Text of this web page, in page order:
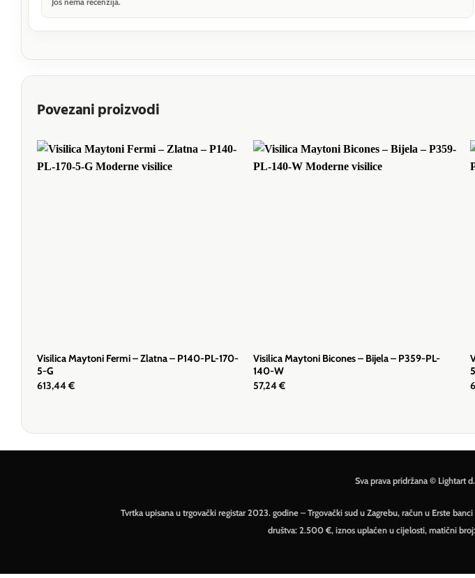
Povezani proizvodi
Visilica Maytoni Fermi – Zlatna – P140-PL-170-
5-G
613,44€
Visilica Maytoni Bicones – Bijela – P359-PL-
140-W
57,24€
Sva prava pridržana © Lightart
Tvrtka upisana u trgovački registar 2023. godine – Trgovački sud u Zagrebu, račun u Erste
društva: 2.500 €, iznos uplaćen u cijelosti, matični